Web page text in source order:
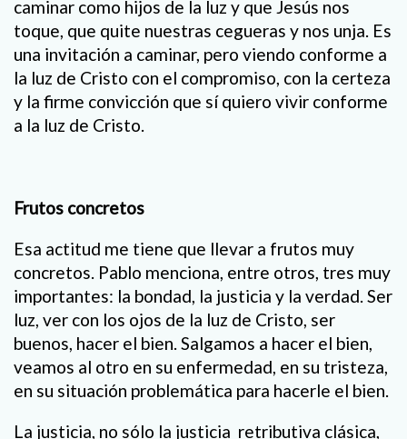
caminar como hijos de la luz y que Jesús nos
toque, que quite nuestras cegueras y nos unja. Es
una invitación a caminar, pero viendo conforme a
la luz de Cristo con el compromiso, con la certeza
y la firme convicción que sí quiero vivir conforme
a la luz de Cristo.
Frutos concretos
Esa actitud me tiene que llevar a frutos muy
concretos. Pablo menciona, entre otros, tres muy
importantes: la bondad, la justicia y la verdad. Ser
luz, ver con los ojos de la luz de Cristo, ser
buenos, hacer el bien. Salgamos a hacer el bien,
veamos al otro en su enfermedad, en su tristeza,
en su situación problemática para hacerle el bien.
La justicia, no sólo la justicia retributiva clásica,